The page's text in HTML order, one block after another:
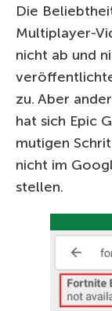
Die
Multiplayer-
nicht ab und
zu. Aber
hat sich Epic
mutigen
nicht im
stellen.